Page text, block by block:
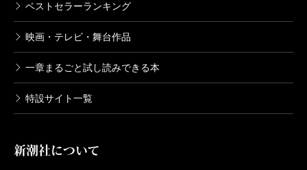
ベストセラーランキング
映画・テレビ・舞台作品
一章まるごと試し読みできる本
特設サイト一覧
新潮社について